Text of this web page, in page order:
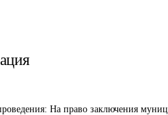
На право заключения